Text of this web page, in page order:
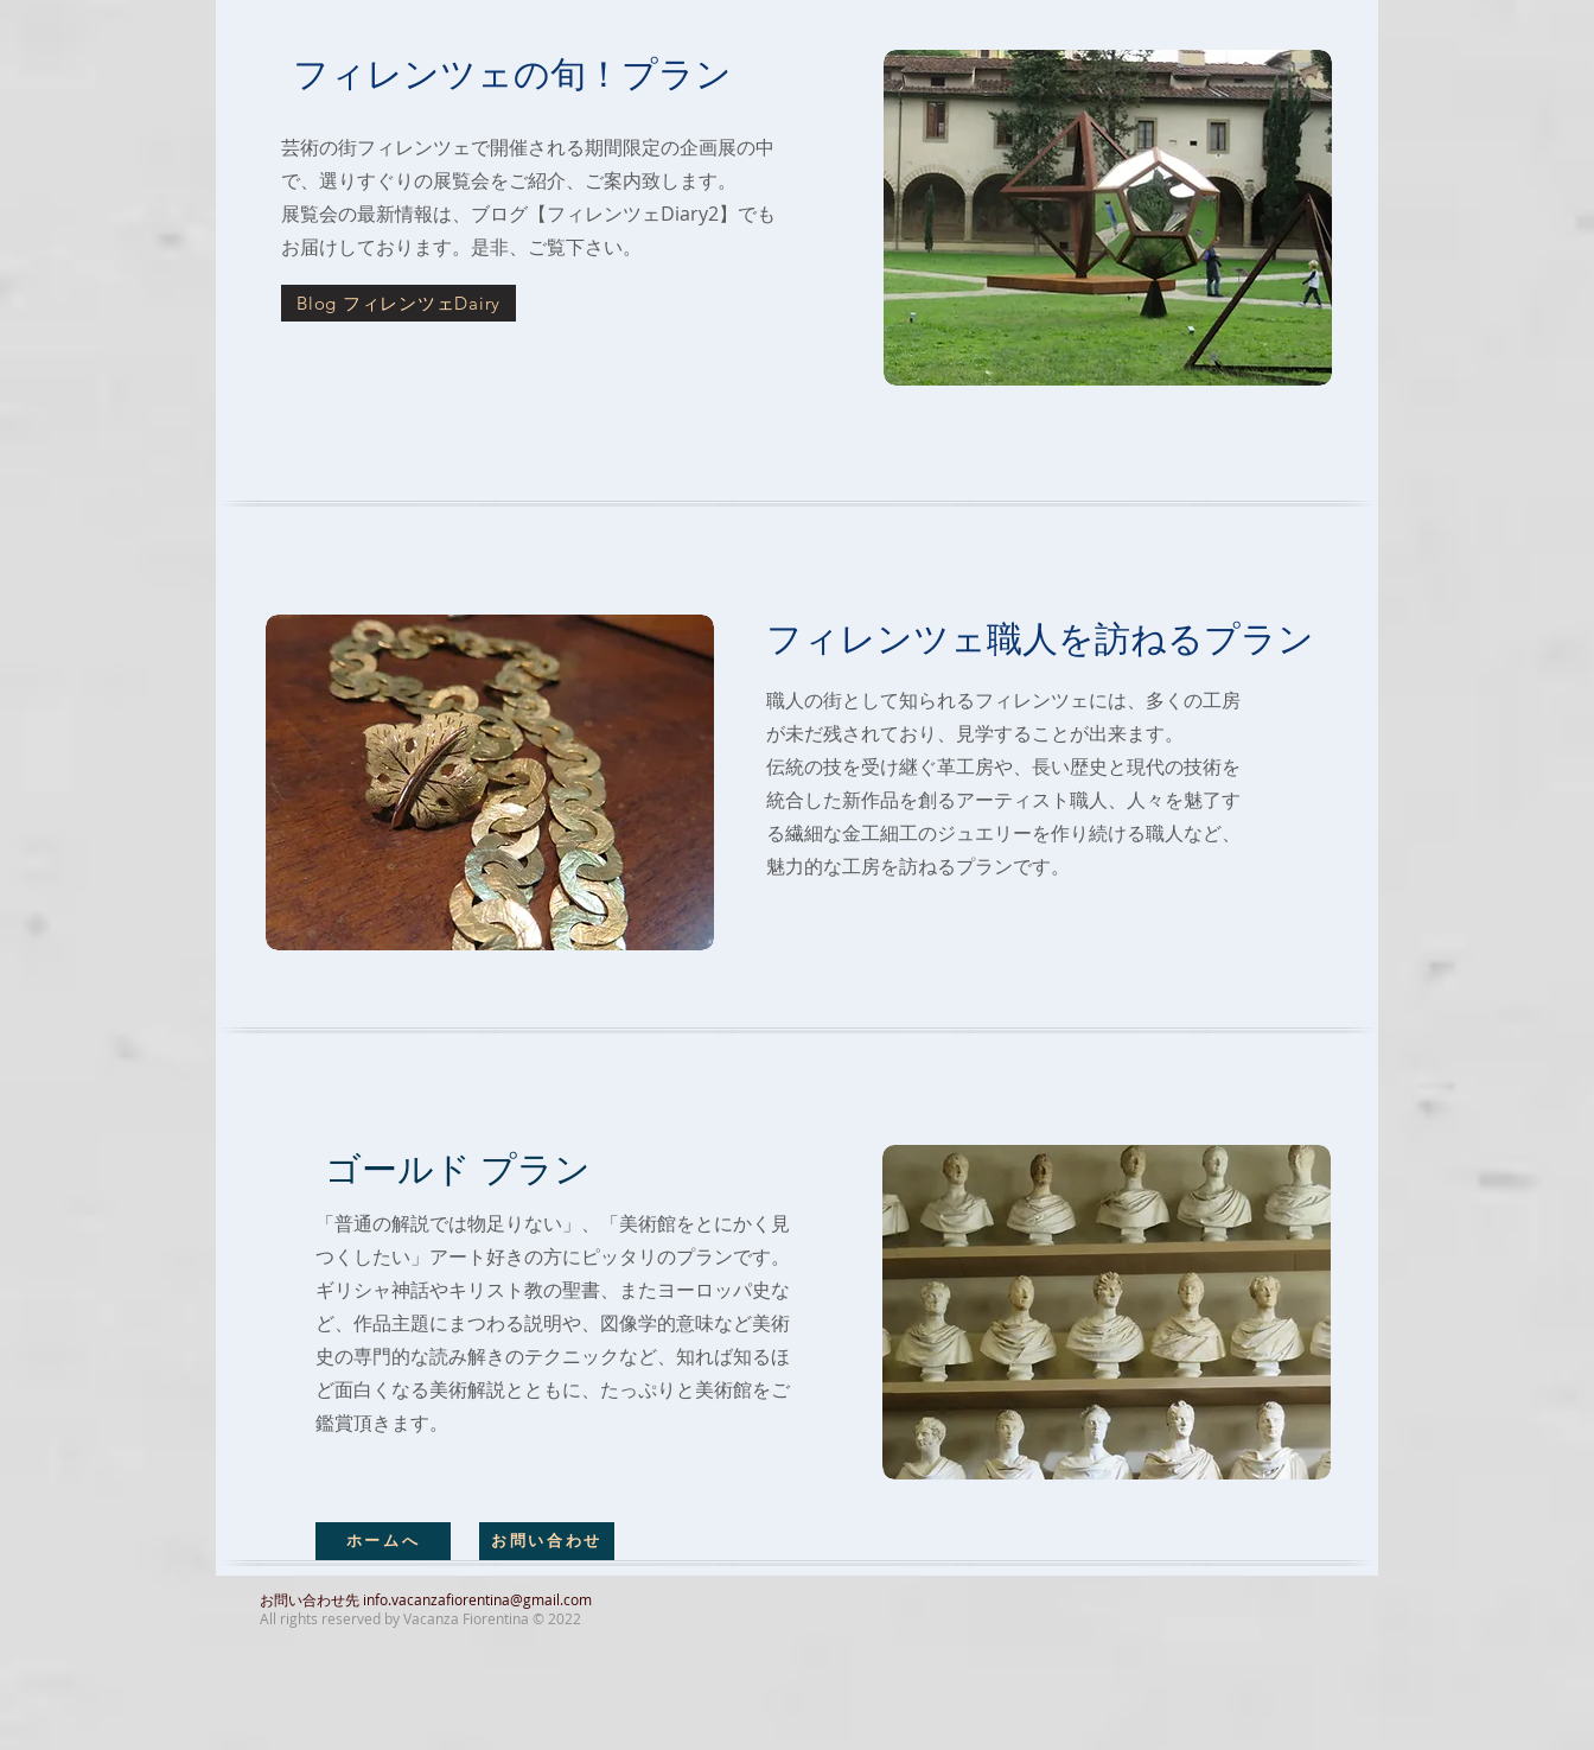
フィレンツェの旬！プラン
芸術の街フィレンツェで開催される期間限定の企画展の中
で、選りすぐりの展覧会をご紹介、ご案内致します。
​展覧会の最新情報は、ブログ【フィレンツェDiary2】でも
お届けしております。是非、ご覧下さい。
Blog フィレンツェDairy
フィレンツェ職人を訪ねるプラン
職人の街として知られるフィレンツェには、多くの工房
が未だ残されており、見学することが出来ます。
伝統の技を受け継ぐ革工房や、長い歴史と現代の技術を
統合した新作品を創るアーティスト職人、人々を魅了す
る繊細な金工細工のジュエリーを作り続ける職人など、
魅力的な工房を訪ねるプランです。
ゴールド プラン
「普通の解説では物足りない」、「美術館をとにかく見
つくしたい」アート好きの方にピッタリのプランです。
ギリシャ神話やキリスト教の聖書、またヨーロッパ史な
ど、作品主題にまつわる説明や、図像学的意味など美術
史の専門的な読み解きのテクニックなど、 知れば知るほ
ど面白くなる美術解説とともに、たっぷりと美術館をご
鑑賞頂きます。
ホームへ お問い合わせ
お問い合わせ先 info.vacanzafiorentina@gmail.com
All rights reserved by Vacanza Fiorentina © 2022